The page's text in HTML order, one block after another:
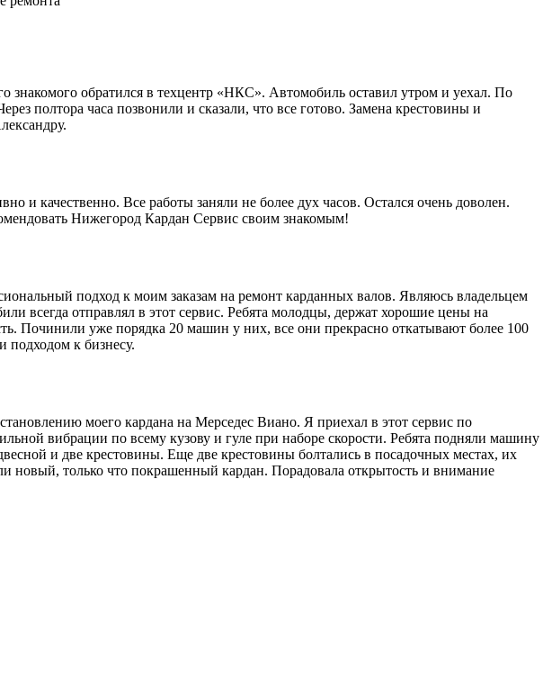
обратился в техцентр «НКС». Автомобиль оставил утром и уехал. По
полтора часа позвонили и сказали, что все готово. Замена крестовины и
и качественно. Все работы заняли не более дух часов. Остался очень доволен.
Нижегород Кардан Сервис своим знакомым!
подход к моим заказам на ремонт карданных валов. Являюсь владельцем
всегда отправлял в этот сервис. Ребята молодцы, держат хорошие цены на
Починили уже порядка 20 машин у них, все они прекрасно откатывают более 100
подходом к бизнесу.
моего кардана на Мерседес Виано. Я приехал в этот сервис по
вибрации по всему кузову и гуле при наборе скорости. Ребята подняли машину
и две крестовины. Еще две крестовины болтались в посадочных местах, их
новый, только что покрашенный кардан. Порадовала открытость и внимание